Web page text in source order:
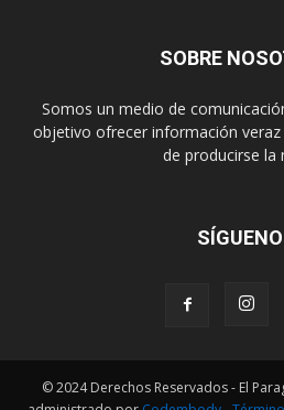
SOBRE
Somos un medio de
objetivo ofrecer información
de producirse la
© 2024 Derechos Reservados - El